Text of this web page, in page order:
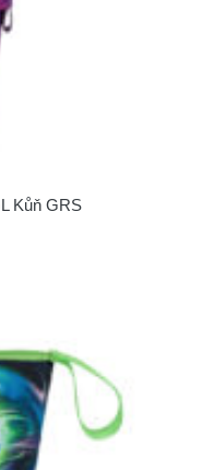
Kůň GRS